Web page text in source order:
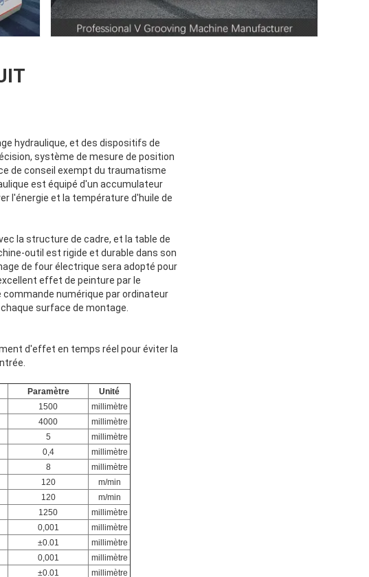
hydraulique, et des dispositifs de
système de mesure de position
de conseil exempt du traumatisme
est équipé d'un accumulateur
l'énergie et la température d'huile de
la structure de cadre, et la table de
outil est rigide et durable dans son
de four électrique sera adopté pour
effet de peinture par le
numérique par ordinateur
surface de montage.
d'effet en temps réel pour éviter la
Paramètre Unité
1500 millimètre
4000 millimètre
5 millimètre
0,4 millimètre
8 millimètre
120 m/min
120 m/min
1250 millimètre
0,001 millimètre
±0.01 millimètre
0,001 millimètre
±0.01 millimètre